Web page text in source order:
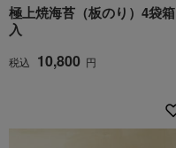
極上焼海苔（板のり）4袋箱
入
税込 10,800 円